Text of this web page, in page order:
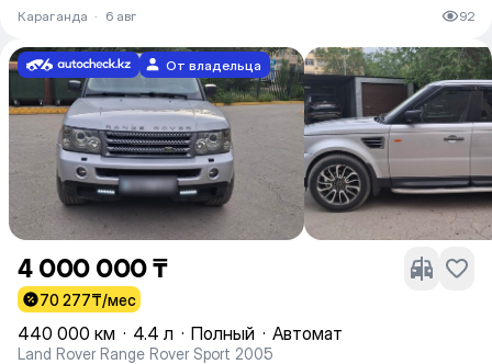
Караганда · 6 авг 92
От владельца
4 000 000 ₸
70 277₸/мес
440 000 км · 4.4 л · Полный · Автомат
Land Rover Range Rover Sport 2005